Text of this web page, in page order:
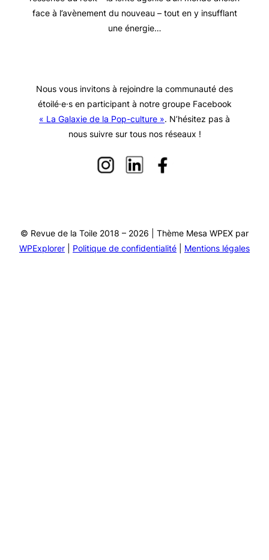
face à l’avènement du nouveau – tout en y insufflant
une énergie…
Nous vous invitons à rejoindre la communauté des
étoilé·e·s en participant à notre groupe Facebook
« La Galaxie de la Pop-culture ». N’hésitez pas à
nous suivre sur tous nos réseaux !
© Revue de la Toile 2018 – 2026 | Thème Mesa WPEX par
WPExplorer
Politique de confidentialité Mentions légales